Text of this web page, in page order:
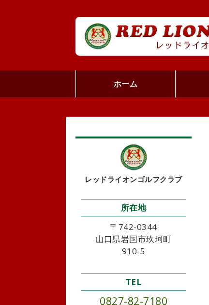
ホーム
レッドライオンゴルフクラブ
所在地
〒742-0344
山口県岩国市玖珂町
910-5
TEL
0827-82-7180